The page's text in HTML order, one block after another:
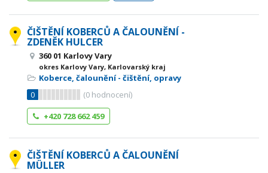
ČIŠTĚNÍ KOBERCŮ A ČALOUNĚNÍ -
ZDENĚK HULCER
360 01 Karlovy Vary
okres Karlovy Vary, Karlovarský kraj
Koberce, čalounění - čištění, opravy
0
(0 hodnocení)
+420 728 662 459
ČIŠTĚNÍ KOBERCŮ A ČALOUNĚNÍ
MÜLLER